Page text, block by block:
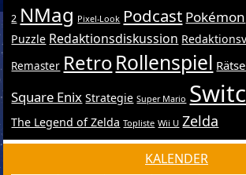
2 NMag Pixel-Look Podcast Pokémon
Puzzle Redaktionsdiskussion
Remaster RetroRollenspiel
Square Enix Strategie Super Mario
The Legend of Zelda Topliste Wii U Zelda
KALENDER